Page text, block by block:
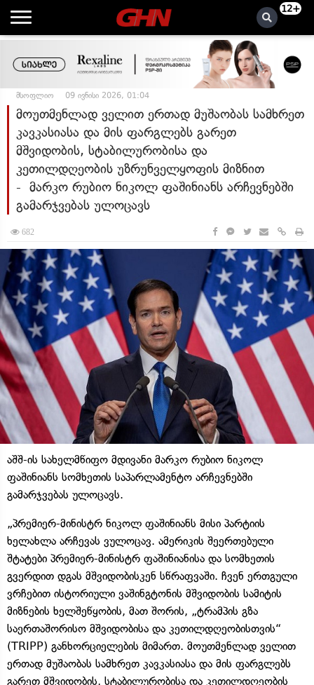
12+
მსოფლიო 09 ივნისი 2026, 01:04
მოუთმენლად ველით ერთად მუშაობას სამხრეთ
კავკასიასა და მის ფარგლებს გარეთ
მშვიდობის, სტაბილურობისა და
კეთილდღეობის უზრუნველყოფის მიზნით
- მარკო რუბიო ნიკოლ ფაშინიანს არჩევნებში
გამარჯვებას ულოცავს
682
აშშ-ის სახელმწიფო მდივანი მარკო რუბიო ნიკოლ
ფაშინიანს სომხეთის საპარლამენტო არჩევნებში
გამარჯვებას ულოცავს.
„პრემიერ-მინისტრ ნიკოლ ფაშინიანს მისი პარტიის
ხელახლა არჩევას ვულოცავ. ამერიკის შეერთებული
შტატები პრემიერ-მინისტრ ფაშინიანისა და სომხეთის
გვერდით დგას მშვიდობისკენ სწრაფვაში. ჩვენ ერთგული
ვრჩებით ისტორიული ვაშინგტონის მშვიდობის სამიტის
მიზნების ხელშეწყობის, მათ შორის, „ტრამპის გზა
საერთაშორისო მშვიდობისა და კეთილდღეობისთვის“
(TRIPP) განხორციელების მიმართ. მოუთმენლად ველით
ერთად მუშაობას სამხრეთ კავკასიასა და მის ფარგლებს
გარეთ მშვიდობის, სტაბილურობისა და კეთილდღეობის